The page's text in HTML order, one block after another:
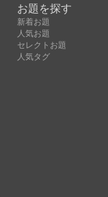
お題を探す
新着お題
人気お題
セレクトお題
人気タグ